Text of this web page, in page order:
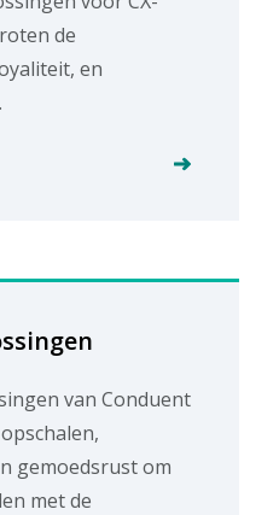
de
en
van Conduent
gemoedsrust om
met de